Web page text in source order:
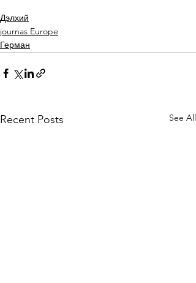
Дэлхий
journas Europe
Герман
Recent Posts See All